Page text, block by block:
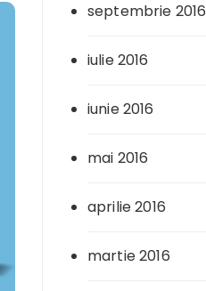
septembrie 2016
iulie 2016
iunie 2016
mai 2016
aprilie 2016
martie 2016